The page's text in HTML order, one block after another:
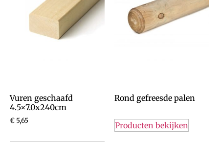
Vuren geschaafd
4.5×7.0x240cm
€ 5,65
Rond gefreesde palen
Producten bekijken